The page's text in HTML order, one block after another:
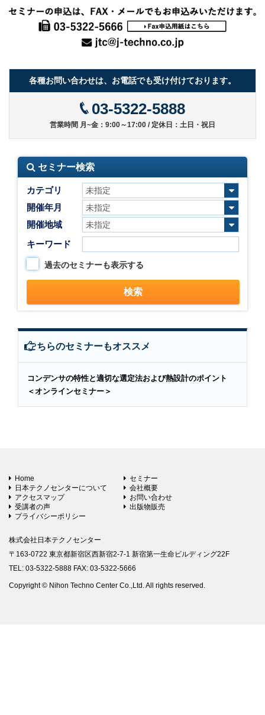
各種お問い合わせは、お電話でも受け付けております。
03-5322-5888
営業時間 月~金：9:00～17:00 / 定休日：土日・祝日
セミナー検索
カテゴリ
開催年月
開催地域
キーワード
過去のセミナーも表示する
こちらのセミナーもオススメ
コンデンサの特性と適切な選定法および熱設計のポイント
＜オンラインセミナー＞
Home
セミナー
日本テクノセンターについて
会社概要
アクセスマップ
お問い合わせ
受講者の声
出版物販売
プライバシーポリシー
株式会社日本テクノセンター
〒163-0722 東京都新宿区西新宿2-7-1 新宿第一生命ビルディング22F
TEL: 03-5322-5888 FAX: 03-5322-5666
Copyright © Nihon Techno Center Co.,Ltd. All rights reserved.